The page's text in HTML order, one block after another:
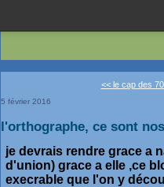
<< le cap des
5 février 2016
l'orthographe, ce sont
je devrais rendre grace a
d'union) grace a elle ,ce
execrable que l'on y